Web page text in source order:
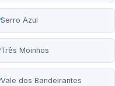
Serro Azul
Três Moinhos
Vale dos Bandeirantes